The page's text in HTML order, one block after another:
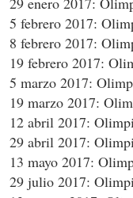
5 febrero 2017:
8 febrero 2017:
19 febrero 2017:
5 marzo 2017:
19 marzo 2017:
12 abril 2017:
29 abril 2017:
13 mayo 2017:
29 julio 2017: